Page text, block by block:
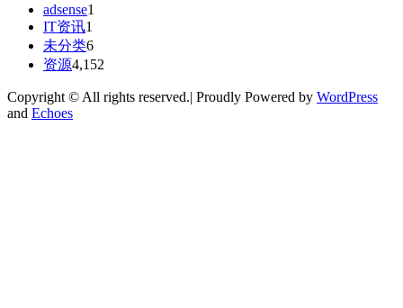
adsense1
IT资讯1
未分类6
资源4,152
Copyright © All rights reserved.| Proudly Powered by WordPress
and Echoes